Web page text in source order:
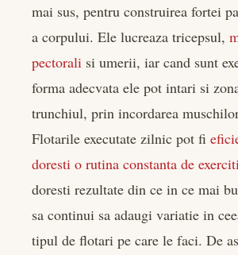
mai sus, pentru construirea fortei
a corpului. Ele lucreaza tricepsul,
pectorali si umerii, iar cand sunt
forma adecvata ele pot intari si
trunchiul, prin incordarea
Flotarile executate zilnic pot fi
doresti o rutina constanta de
doresti rezultate din ce in ce mai
sa continui sa adaugi variatie in
tipul de flotari pe care le faci. De